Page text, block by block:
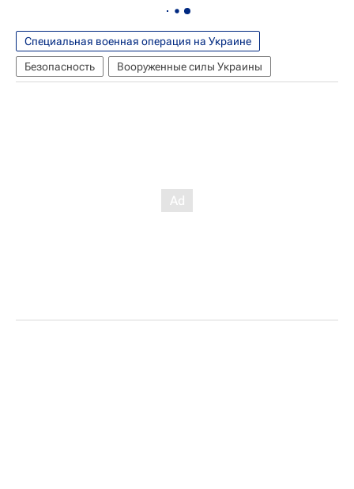
Специальная военная операция на Украине
Безопасность
Вооруженные силы Украины